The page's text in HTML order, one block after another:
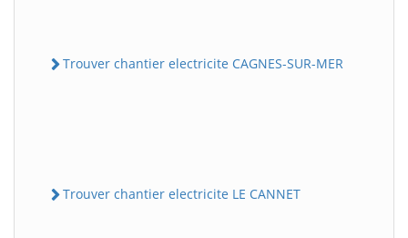
Trouver chantier electricite CAGNES-SUR-MER
Trouver chantier electricite LE CANNET